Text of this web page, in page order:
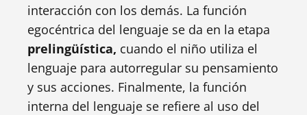
interacción con los demás. La función
egocéntrica del lenguaje se da en la etapa
prelingüística, cuando el niño utiliza el
lenguaje para autorregular su pensamiento
y sus acciones. Finalmente, la función
interna del lenguaje se refiere al uso del